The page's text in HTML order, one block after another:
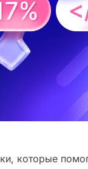
которые